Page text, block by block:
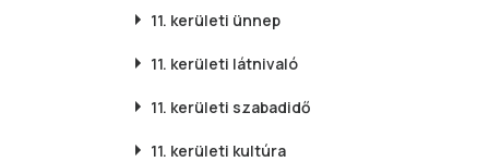
11. kerületi ünnep
11. kerületi látnivaló
11. kerületi szabadidő
11. kerületi kultúra